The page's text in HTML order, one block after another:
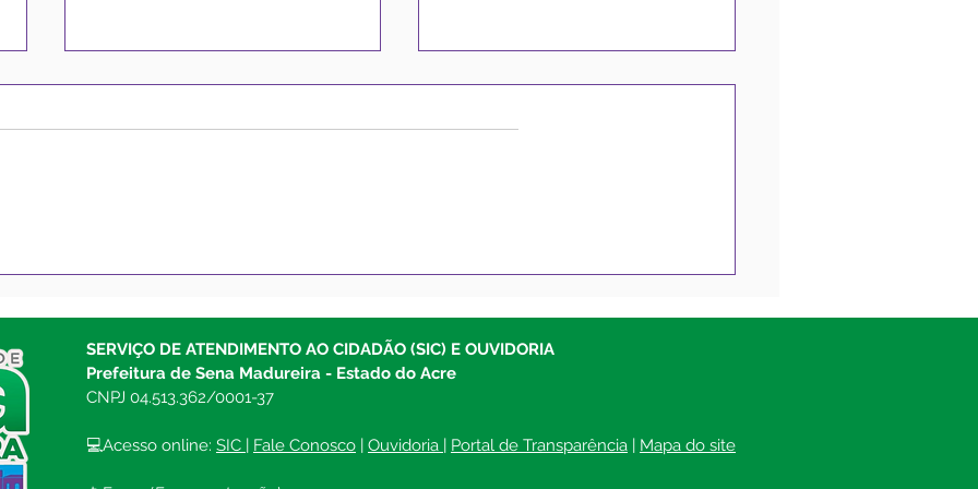
materiais de expediente
SERVIÇO DE ATENDIMENTO AO CIDADÃO (SIC) E OUVIDORIA
Prefeitura de Sena Madureira - Estado do Acre
CNPJ 04.513.362/0001-37
💻Acesso online: SIC Fale Conosco Ouvidoria Portal de Transparência Mapa do site